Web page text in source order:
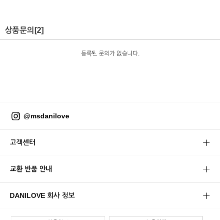
상품문의 [2]
등록된 문의가 없습니다.
@msdanilove
고객센터
교환 반품 안내
DANILOVE 회사 정보